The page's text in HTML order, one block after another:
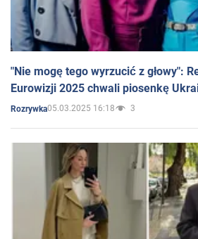
"Nie mogę tego wyrzucić z głowy":
Eurowizji 2025 chwali piosenkę
Rozrywka05.03.2025 16:18 3